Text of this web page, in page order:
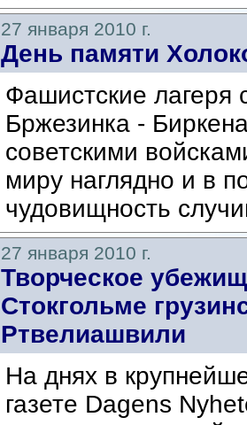
27 января 2010 г.
День памяти
Фашистские
Бржезинка -
советскими
миру наглядно и в
чудовищность
27 января 2010 г.
Творческое
Стокгольме
Ртвелиашвили
На днях в
газете Dagens